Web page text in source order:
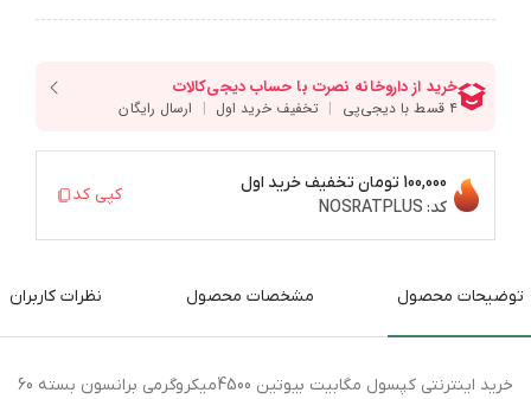
100,000 تومان
تخفیف خرید اول
کد: NOSRATPLUS
کپی کد
توضیحات محصول مشخصات محصول نظرات کاربران
خرید اینترنتی کپسول مگابیت بیوتین 4500میکروگرمی برانسون بسته 60